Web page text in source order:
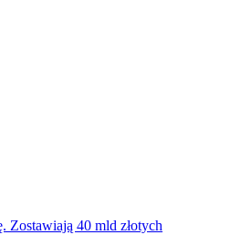
Zostawiają 40 mld złotych